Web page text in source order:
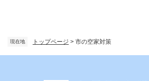
現在地 トップページ > 市の空家対策